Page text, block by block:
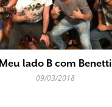
Meu lado B com Benetti
09/03/2018